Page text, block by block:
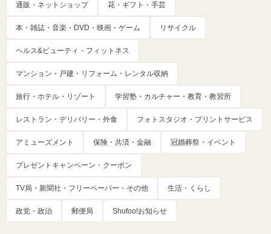
通販・ネットショップ 花・ギフト・手芸
本・雑誌・音楽・DVD・映画・ゲーム リサイクル
ヘルス&ビューティ・フィットネス
マンション・戸建・リフォーム・レンタル収納
旅行・ホテル・リゾート 学習塾・カルチャー・教育・教習所
レストラン・デリバリー・外食 フォトスタジオ・プリントサービス
アミューズメント 保険・共済・金融 冠婚葬祭・イベント
プレゼントキャンペーン・クーポン
TV局・新聞社・フリーペーパー・その他 生活・くらし
政党・政治 郵便局 Shufoo!お知らせ